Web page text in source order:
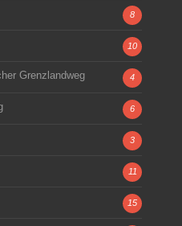
8
10
Grenzlandweg 4
6
3
11
15